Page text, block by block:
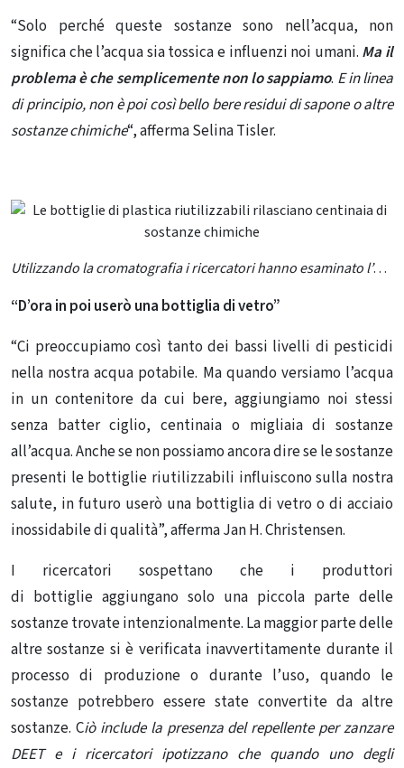
“Solo perché queste sostanze sono nell’acqua, non
significa che l’acqua sia tossica e influenzi noi umani. Ma il
problema è che semplicemente non lo sappiamo. E in linea
di principio, non è poi così bello bere residui di sapone o altre
sostanze chimiche“, afferma Selina Tisler.
Utilizzando la cromatografia i ricercatori hanno esaminato l’acqua potabile nelle bottiglie per tutte le sostanze presenti. Credito: Selina Tisler
“D’ora in poi userò una bottiglia di vetro”
“Ci preoccupiamo così tanto dei bassi livelli di pesticidi
nella nostra acqua potabile. Ma quando versiamo l’acqua
in un contenitore da cui bere, aggiungiamo noi stessi
senza batter ciglio, centinaia o migliaia di sostanze
all’acqua. Anche se non possiamo ancora dire se le sostanze
presenti le bottiglie riutilizzabili influiscono sulla nostra
salute, in futuro userò una bottiglia di vetro o di acciaio
inossidabile di qualità”, afferma Jan H. Christensen.
I ricercatori sospettano che i produttori
di bottiglie aggiungano solo una piccola parte delle
sostanze trovate intenzionalmente. La maggior parte delle
altre sostanze si è verificata inavvertitamente durante il
processo di produzione o durante l’uso, quando le
sostanze potrebbero essere state convertite da altre
sostanze. Ciò include la presenza del repellente per zanzare
DEET e i ricercatori ipotizzano che quando uno degli